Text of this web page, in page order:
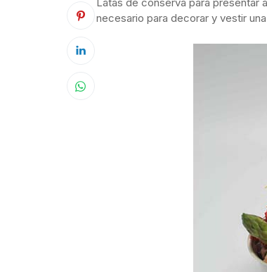
necesario para decorar y vestir